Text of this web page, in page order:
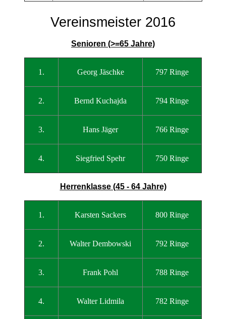
Vereinsmeister 2016
Senioren (>=65 Jahre)
1. Georg Jäschke 797 Ringe
2. Bernd Kuchajda 794 Ringe
3. Hans Jäger 766 Ringe
4. Siegfried Spehr 750 Ringe
Herrenklasse (45 - 64 Jahre)
1. Karsten Sackers 800 Ringe
2. Walter Dembowski 792 Ringe
3. Frank Pohl 788 Ringe
4. Walter Lidmila 782 Ringe